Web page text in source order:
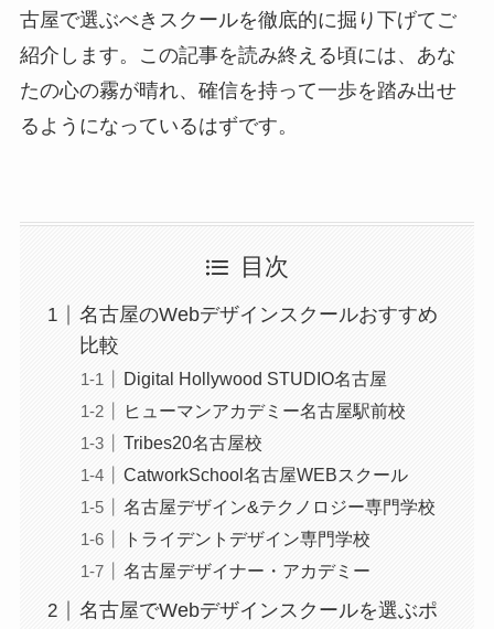
古屋で選ぶべきスクールを徹底的に掘り下げてご
紹介します。この記事を読み終える頃には、あな
たの心の霧が晴れ、確信を持って一歩を踏み出せ
るようになっているはずです。
目次
名古屋のWebデザインスクールおすすめ
比較
Digital Hollywood STUDIO名古屋
ヒューマンアカデミー名古屋駅前校
Tribes20名古屋校
CatworkSchool名古屋WEBスクール
名古屋デザイン&テクノロジー専門学校
トライデントデザイン専門学校
名古屋デザイナー・アカデミー
名古屋でWebデザインスクールを選ぶポ